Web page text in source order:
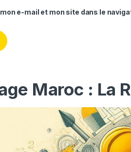
e-mail et mon site dans le
Maroc : La